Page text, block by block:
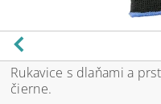
Rukavice s dlaňami a
čierne.